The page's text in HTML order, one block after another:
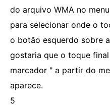
do arquivo WMA no
para selecionar onde o
o botão esquerdo sobre
gostaria que o toque
marcador " a partir do
aparece.
5